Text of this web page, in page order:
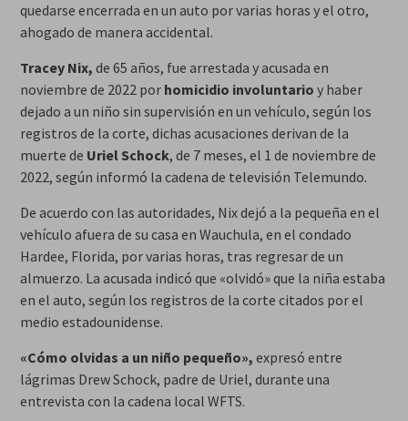
quedarse encerrada en un auto por varias horas y el otro,
ahogado de manera accidental.
Tracey Nix, de 65 años, fue arrestada y acusada en
noviembre de 2022 por homicidio involuntario y haber
dejado a un niño sin supervisión en un vehículo, según los
registros de la corte, dichas acusaciones derivan de la
muerte de Uriel Schock, de 7 meses, el 1 de noviembre de
2022, según informó la cadena de televisión Telemundo.
De acuerdo con las autoridades, Nix dejó a la pequeña en el
vehículo afuera de su casa en Wauchula, en el condado
Hardee, Florida, por varias horas, tras regresar de un
almuerzo. La acusada indicó que «olvidó» que la niña estaba
en el auto, según los registros de la corte citados por el
medio estadounidense.
«Cómo olvidas a un niño pequeño», expresó entre
lágrimas Drew Schock, padre de Uriel, durante una
entrevista con la cadena local WFTS.